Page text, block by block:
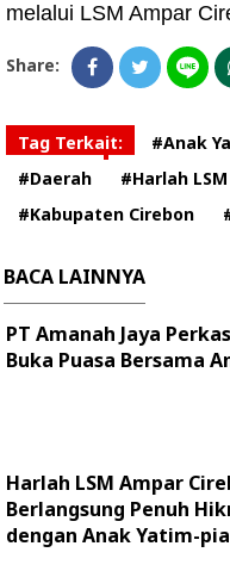
melalui LSM Ampar
Share:
Tag Terkait: #Anak
#Daerah
#Harlah
#Kabupaten Cirebon
BACA LAINNYA
PT Amanah Jaya
Buka Puasa Bersama
Harlah LSM Ampar
Berlangsung Penuh
dengan Anak Yatim-